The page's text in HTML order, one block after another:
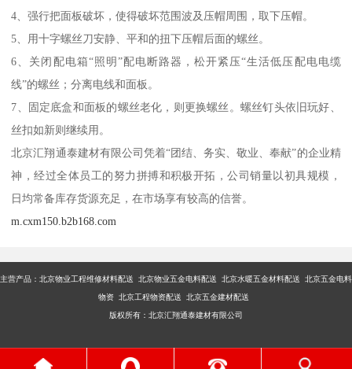
4、强行把面板破坏，使得破坏范围波及压帽周围，取下压帽。
5、用十字螺丝刀安静、平和的扭下压帽后面的螺丝。
6、关闭配电箱“照明”配电断路器，松开紧压“生活低压配电电缆
线”的螺丝；分离电线和面板。
7、固定底盒和面板的螺丝老化，则更换螺丝。螺丝钉头依旧玩好、
丝扣如新则继续用。
北京汇翔通泰建材有限公司凭着“团结、务实、敬业、奉献”的企业精
神，经过全体员工的努力拼搏和积极开拓，公司销量以初具规模，
日均常备库存货源充足，在市场享有较高的信誉。
m.cxm150.b2b168.com
主营产品： 北京物业工程维修材料配送 北京物业五金电料配送 北京水暖五金材料配送 北京五金电料
物资 北京工程物资配送 北京五金建材配送
版权所有：北京汇翔通泰建材有限公司